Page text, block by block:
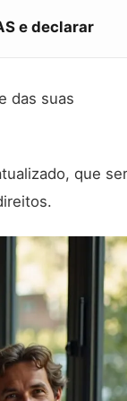
e declarar
das suas
que